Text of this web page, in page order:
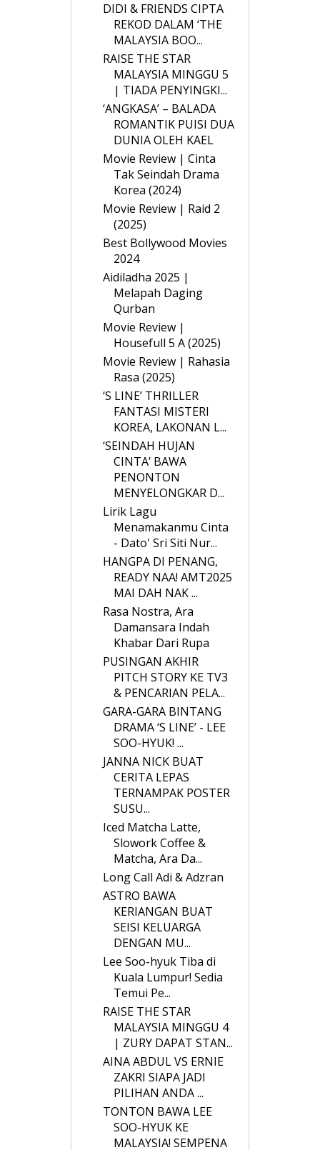
DIDI & FRIENDS CIPTA
REKOD DALAM ‘THE
MALAYSIA BOO...
RAISE THE STAR
MALAYSIA MINGGU 5
| TIADA PENYINGKI...
‘ANGKASA’ – BALADA
ROMANTIK PUISI DUA
DUNIA OLEH KAEL
Movie Review | Cinta
Tak Seindah Drama
Korea (2024)
Movie Review | Raid 2
(2025)
Best Bollywood Movies
2024
Aidiladha 2025 |
Melapah Daging
Qurban
Movie Review |
Housefull 5 A (2025)
Movie Review | Rahasia
Rasa (2025)
‘S LINE’ THRILLER
FANTASI MISTERI
KOREA, LAKONAN L...
‘SEINDAH HUJAN
CINTA’ BAWA
PENONTON
MENYELONGKAR D...
Lirik Lagu
Menamakanmu Cinta
- Dato' Sri Siti Nur...
HANGPA DI PENANG,
READY NAA! AMT2025
MAI DAH NAK ...
Rasa Nostra, Ara
Damansara Indah
Khabar Dari Rupa
PUSINGAN AKHIR
PITCH STORY KE TV3
& PENCARIAN PELA...
GARA-GARA BINTANG
DRAMA ‘S LINE’ - LEE
SOO-HYUK! ...
JANNA NICK BUAT
CERITA LEPAS
TERNAMPAK POSTER
SUSU...
Iced Matcha Latte,
Slowork Coffee &
Matcha, Ara Da...
Long Call Adi & Adzran
ASTRO BAWA
KERIANGAN BUAT
SEISI KELUARGA
DENGAN MU...
Lee Soo-hyuk Tiba di
Kuala Lumpur! Sedia
Temui Pe...
RAISE THE STAR
MALAYSIA MINGGU 4
| ZURY DAPAT STAN...
AINA ABDUL VS ERNIE
ZAKRI SIAPA JADI
PILIHAN ANDA ...
TONTON BAWA LEE
SOO-HYUK KE
MALAYSIA! SEMPENA